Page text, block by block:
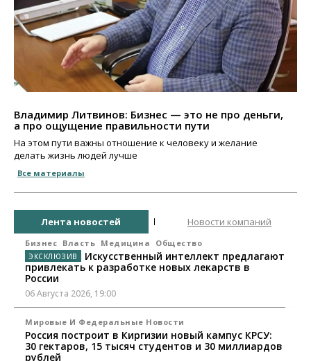
Владимир Литвинов: Бизнес — это не про деньги,
а про ощущение правильности пути
На этом пути важны отношение к человеку и желание
делать жизнь людей лучше
Все материалы
Лента новостей Новости компаний
Бизнес Власть Медицина Общество
Искусственный интеллект предлагают
привлекать к разработке новых лекарств в
России
06 Августа 2026, 19:00
Мировые И Федеральные Новости
Россия построит в Киргизии новый кампус КРСУ:
30 гектаров, 15 тысяч студентов и 30 миллиардов
рублей